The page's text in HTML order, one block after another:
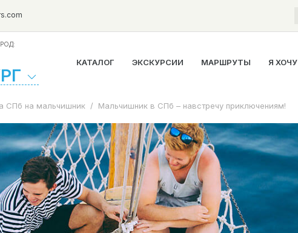
КАТАЛОГ ЭКСКУРСИИ МАРШРУТЫ Я ХОЧУ
СПб на мальчишник / Мальчишник в СПб – навстречу приключениям!